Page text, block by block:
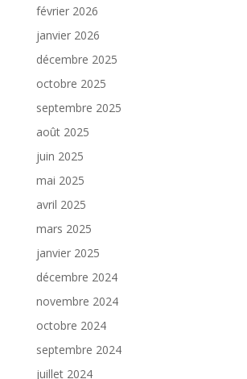
février 2026
janvier 2026
décembre 2025
octobre 2025
septembre 2025
août 2025
juin 2025
mai 2025
avril 2025
mars 2025
janvier 2025
décembre 2024
novembre 2024
octobre 2024
septembre 2024
juillet 2024